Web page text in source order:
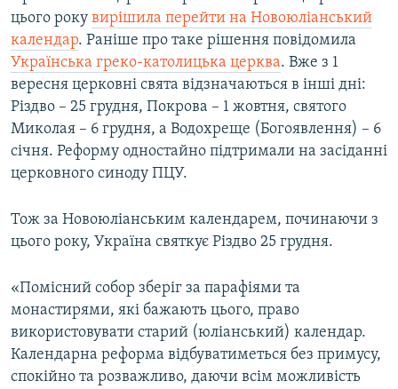
720p 1080p
720p
1080p
цього року вирішила перейти на Новоюліанський
календар. Раніше про таке рішення повідомила
Українська греко-католицька церква. Вже з 1
вересня церковні свята відзначаються в інші дні:
Різдво – 25 грудня, Покрова – 1 жовтня, святого
Миколая – 6 грудня, а Водохреще (Богоявлення) – 6
січня. Реформу одностайно підтримали на засіданні
церковного синоду ПЦУ.
Тож за Новоюліанським календарем, починаючи з
цього року, Україна святкує Різдво 25 грудня.
«Помісний собор зберіг за парафіями та
монастирями, які бажають цього, право
використовувати старий (юліанський) календар.
Календарна реформа відбуватиметься без примусу,
спокійно та розважливо, даючи всім можливість